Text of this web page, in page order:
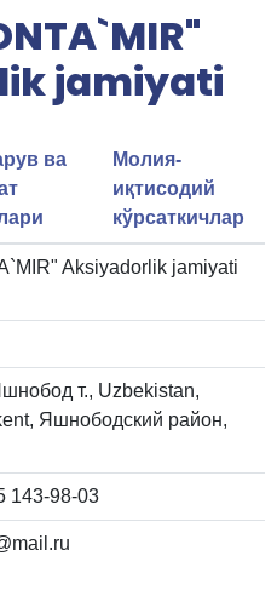
jamiyati
ва
Молия-
иқтисодий
кўрсаткичлар
Aksiyadorlik jamiyati
т., Uzbekistan,
Яшнободский район,
143-98-03